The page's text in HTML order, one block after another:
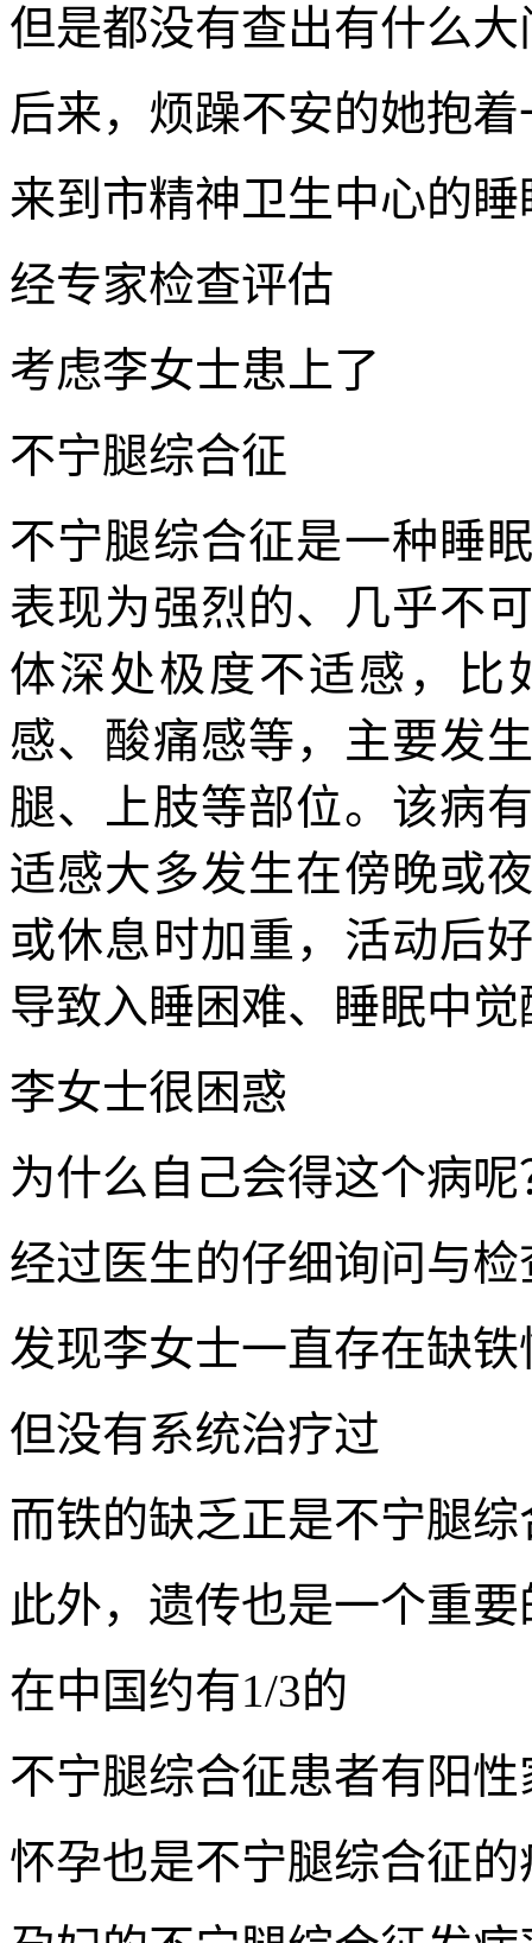
但是都没有查出有什么大
后来，烦躁不安的她抱
来到市精神卫生中心的睡
经专家检查评估
考虑李女士患上了
不宁腿综合征
不宁腿综合征是一种睡
表现为强烈的、几乎不
体深处极度不适感，比
感、酸痛感等，主要发
腿、上肢等部位。该病
适感大多发生在傍晚或
或休息时加重，活动后
导致入睡困难、睡眠中
李女士很困惑
为什么自己会得这个病呢
经过医生的仔细询问与检
发现李女士一直存在缺铁
但没有系统治疗过
而铁的缺乏正是不宁腿
此外，遗传也是一个重
在中国约有1/3的
不宁腿综合征患者有阳性
怀孕也是不宁腿综合征